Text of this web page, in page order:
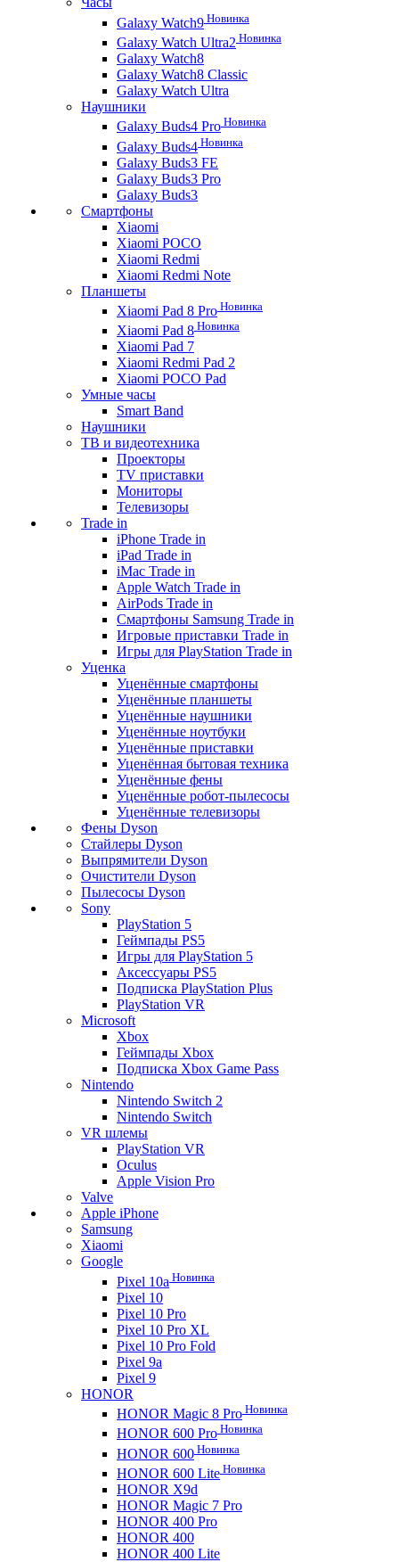
Galaxy Watch9 Новинка
Galaxy Watch Ultra2 Новинка
Galaxy Watch8
Galaxy Watch8 Classic
Galaxy Watch Ultra
Наушники
Galaxy Buds4 Pro Новинка
Galaxy Buds4 Новинка
Galaxy Buds3 FE
Galaxy Buds3 Pro
Galaxy Buds3
Смартфоны
Xiaomi
Xiaomi POCO
Xiaomi Redmi
Xiaomi Redmi Note
Планшеты
Xiaomi Pad 8 Pro Новинка
Xiaomi Pad 8 Новинка
Xiaomi Pad 7
Xiaomi Redmi Pad 2
Xiaomi POCO Pad
Умные часы
Smart Band
Наушники
ТВ и видеотехника
Проекторы
TV приставки
Мониторы
Телевизоры
Trade in
iPhone Trade in
iPad Trade in
iMac Trade in
Apple Watch Trade in
AirPods Trade in
Смартфоны Samsung Trade in
Игровые приставки Trade in
Игры для PlayStation Trade in
Уценка
Уценённые смартфоны
Уценённые планшеты
Уценённые наушники
Уценённые ноутбуки
Уценённые приставки
Уценённая бытовая техника
Уценённые фены
Уценённые робот-пылесосы
Уценённые телевизоры
Фены Dyson
Стайлеры Dyson
Выпрямители Dyson
Очистители Dyson
Пылесосы Dyson
Sony
PlayStation 5
Геймпады PS5
Игры для PlayStation 5
Аксессуары PS5
Подписка PlayStation Plus
PlayStation VR
Microsoft
Xbox
Геймпады Xbox
Подписка Xbox Game Pass
Nintendo
Nintendo Switch 2
Nintendo Switch
VR шлемы
PlayStation VR
Oculus
Apple Vision Pro
Valve
Apple iPhone
Samsung
Xiaomi
Google
Pixel 10a Новинка
Pixel 10
Pixel 10 Pro
Pixel 10 Pro XL
Pixel 10 Pro Fold
Pixel 9a
Pixel 9
HONOR
HONOR Magic 8 Pro Новинка
HONOR 600 Pro Новинка
HONOR 600 Новинка
HONOR 600 Lite Новинка
HONOR X9d
HONOR Magic 7 Pro
HONOR 400 Pro
HONOR 400
HONOR 400 Lite